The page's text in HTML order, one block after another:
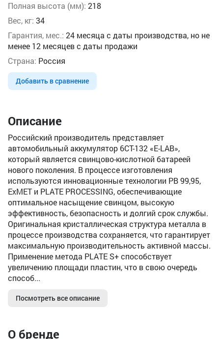
Полная высота (мм): 218
Вес, кг: 34
Гарантия, мес.: 24 месяца с даты производства, но не
менее 12 месяцев с даты продажи
Страна: Россия
Добавить в сравнение
Описание
Российский производитель представляет
автомобильный аккумулятор 6СТ-132 «E-LAB»,
который является свинцово-кислотной батареей
нового поколения. В процессе изготовления
используются инновационные технологии PB 99,95,
ExMET и PLATE PROCESSING, обеспечивающие
оптимальное насыщение свинцом, высокую
эффективность, безопасность и долгий срок службы.
Оригинальная кристаллическая структура металла в
процессе производства сохраняется, что гарантирует
максимальную производительность активной массы.
Применение метода PLATE S+ способствует
увеличению площади пластин, что в свою очередь
способ...
Посмотреть все описание
О бренде